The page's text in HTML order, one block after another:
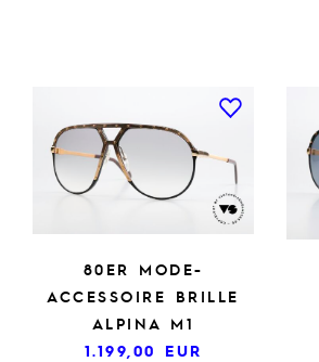
80ER MODE-
ACCESSOIRE BRILLE
ALPINA M1
1.199,00 EUR